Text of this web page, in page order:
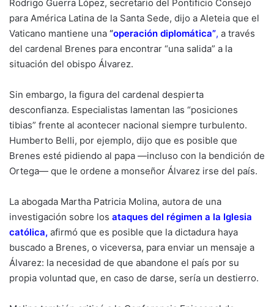
Rodrigo Guerra López, secretario del Pontificio Consejo
para América Latina de la Santa Sede, dijo a Aleteia que el
Vaticano mantiene una “operación diplomática”, a través
del cardenal Brenes para encontrar “una salida” a la
situación del obispo Álvarez.
Sin embargo, la figura del cardenal despierta
desconfianza. Especialistas lamentan las “posiciones
tibias” frente al acontecer nacional siempre turbulento.
Humberto Belli, por ejemplo, dijo que es posible que
Brenes esté pidiendo al papa —incluso con la bendición de
Ortega— que le ordene a monseñor Álvarez irse del país.
La abogada Martha Patricia Molina, autora de una
investigación sobre los ataques del régimen a la Iglesia
católica, afirmó que es posible que la dictadura haya
buscado a Brenes, o viceversa, para enviar un mensaje a
Álvarez: la necesidad de que abandone el país por su
propia voluntad que, en caso de darse, sería un destierro.